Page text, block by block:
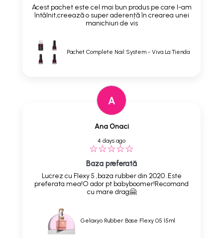
Acest pachet este cel mai bun produs pe care l-am
întâlnit,creează o super aderență în crearea unei
manichiuri de vis
Pachet Complete Nail System - Viva La Tienda
A
Ana Onaci
4 days ago
Baza preferată
Lucrez cu Flexy 5 ,baza rubber din 2020 .Este
preferata mea!O ador pt babyboomer!Recomand
cu mare drag🤗
Gelaxyo Rubber Base Flexy 05 15ml